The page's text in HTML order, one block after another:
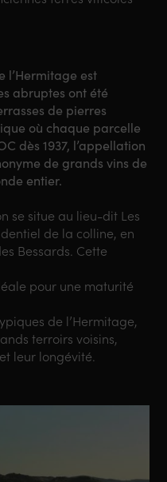
l’Hermitage est
abruptes ont été
de pierres
où chaque parcelle
dès 1937, l’appellation
de grands vins de
entier.
se situe au lieu-dit Les
de la colline, en
Bessards. Cette
pour une maturité
de l’Hermitage,
terroirs voisins,
leur longévité.